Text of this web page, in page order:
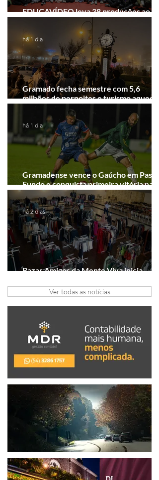
EDUCAVÍDEO leva 38 produções ao
Festival de Cinema de Gramado
Gramado fecha semestre com 5,6
milhões de pernoites e turismo
Junho desponta!
há 1 dia
Gramadense vence o Gaúcho em Passo
Fundo e conquista primeira vitória na
Série A2
há 1 dia
Bazar Amigos da Mente Viva inicia
há 2 dias
Ver todas as notícias